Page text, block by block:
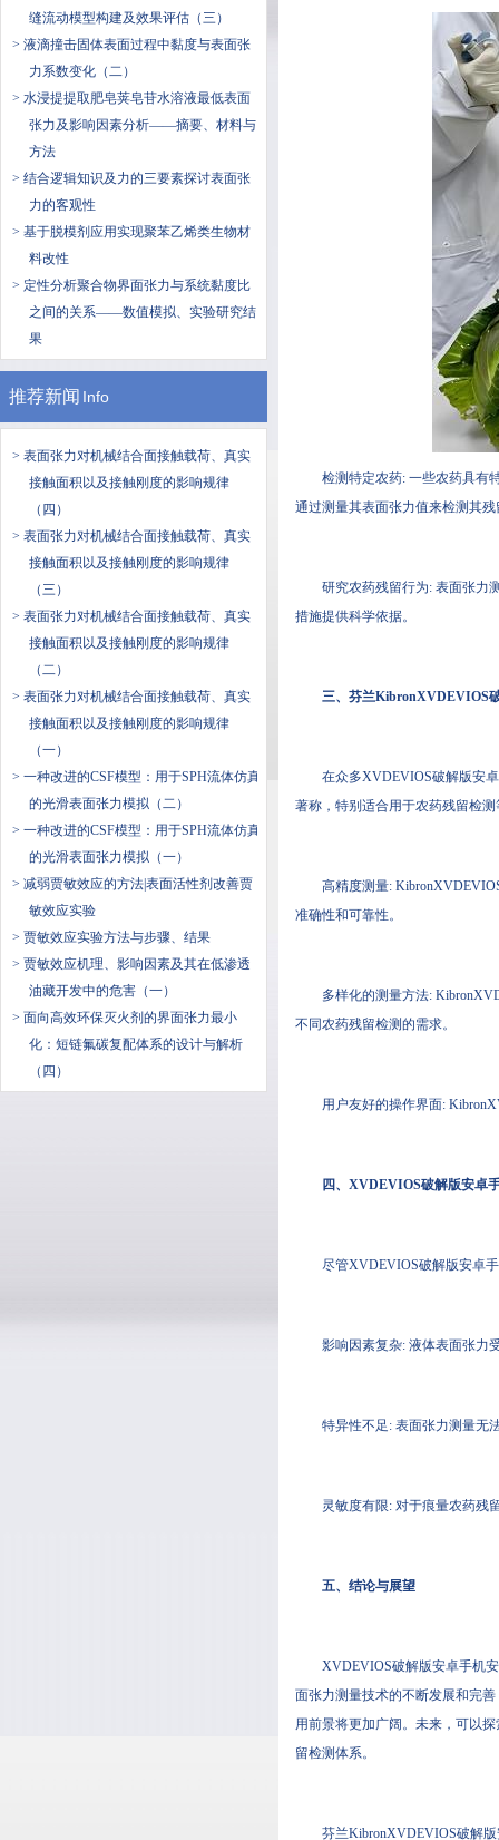
缝流动模型构建及效果评估（三）
> 液滴撞击固体表面过程中黏度与表面张
力系数变化（二）
> 水浸提提取肥皂荚皂苷水溶液最低表面
张力及影响因素分析——摘要、材料与
方法
> 结合逻辑知识及力的三要素探讨表面张
力的客观性
> 基于脱模剂应用实现聚苯乙烯类生物材
料改性
> 定性分析聚合物界面张力与系统黏度比
之间的关系——数值模拟、实验研究结
果
推荐新闻 Info
> 表面张力对机械结合面接触载荷、真实
接触面积以及接触刚度的影响规律
（四）
> 表面张力对机械结合面接触载荷、真实
接触面积以及接触刚度的影响规律
（三）
> 表面张力对机械结合面接触载荷、真实
接触面积以及接触刚度的影响规律
（二）
> 表面张力对机械结合面接触载荷、真实
接触面积以及接触刚度的影响规律
（一）
> 一种改进的CSF模型：用于SPH流体仿真
的光滑表面张力模拟（二）
> 一种改进的CSF模型：用于SPH流体仿真
的光滑表面张力模拟（一）
> 减弱贾敏效应的方法|表面活性剂改善贾
敏效应实验
> 贾敏效应实验方法与步骤、结果
> 贾敏效应机理、影响因素及其在低渗透
油藏开发中的危害（一）
> 面向高效环保灭火剂的界面张力最小
化：短链氟碳复配体系的设计与解析
（四）
检测特定农药: 一些农药具有特
通过测量其表面张力值来检测其残留
研究农药残留行为: 表面张力测
措施提供科学依据。
三、芬兰
在众多XVDEVIOS破解版安卓
著称，特别适合用于农药残留检
高精度测量: KibronXVDEVIOS
准确性和可靠性。
多样化的测量方法:
不同农药残留检测的需求。
用户友好的操作界面:
四、XVDEVIOS破解版安
尽管XVDEVIOS破解版安卓手
影响因素复杂: 液体表面张力受多
特异性不足: 表面张力测量无法
灵敏度有限: 对于痕量农药残留
五、结论与展望
XVDEVIOS破解版安卓手机安
面张力测量技术的不断发展和完善
用前景将更加广阔。未来，可
留检测体系。
芬兰KibronXVDEVIOS破解版